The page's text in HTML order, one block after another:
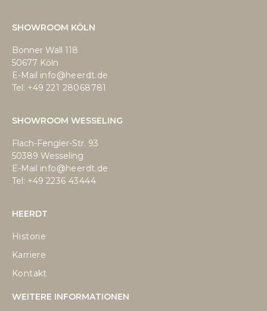
SHOWROOM KÖLN
Bonner Wall 118
50677 Köln
E-Mail info@heerdt.de
Tel: +49 221 28068781
SHOWROOM WESSELING
Flach-Fengler-Str. 93
50389 Wesseling
E-Mail info@heerdt.de
Tel: +49 2236 43444
HEERDT
Historie
Karriere
Kontakt
WEITERE INFORMATIONEN